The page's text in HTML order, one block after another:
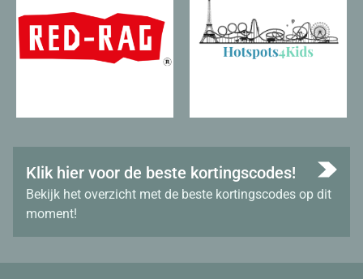
Klik hier voor de beste kortingscodes!
Bekijk het overzicht met de beste kortingscodes op dit
moment!